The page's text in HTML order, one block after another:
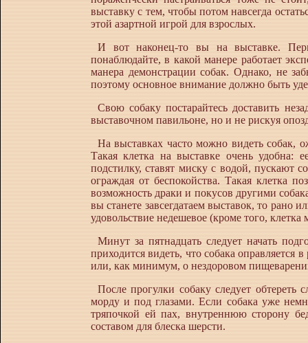
выставку с тем, чтобы потом навсегда
этой азартной игрой для взрослых.
И вот наконец-то вы на выставке.
понаблюдайте, в какой манере работает
манера демонстрации собак. Однако, не
поэтому основное внимание должно быть
Свою собаку постарайтесь доставить
выставочном павильоне, но и не рискуя
На выставках часто можно видеть собак,
Такая клетка на выставке очень удобна:
подстилку, ставят миску с водой, пускают
ограждая от беспокойства. Такая клетка
возможность драки и покусов другими
вы станете завсегдатаем выставок, то рано
удовольствие недешевое (кроме того,
Минут за пятнадцать следует начать
приходится видеть, что собака
или, как минимум, о нездоровом
После прогулки собаку следует обтереть
морду и под глазами. Если собака уже
тряпочкой ей пах, внутреннюю сторону
составом для блеска шерсти.